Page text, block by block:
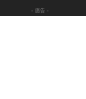
- 廣告 -